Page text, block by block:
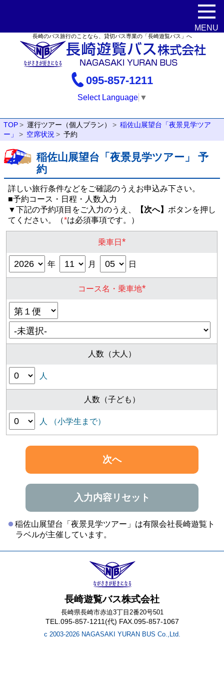
長崎のバス旅行のことなら、貸切バス専業の「長崎遊覧バス」へ
095-857-1211
Select Language ▼
TOP 運行ツアー（個人プラン）
稲佐山展望台「夜景見学ツア
ー」
空席状況 予約
稲佐山展望台「夜景見学ツアー」 予
約
詳しい旅行条件などをご確認のうえお申込み下さい。
■予約コース・日程・人数入力
▼下記の予約項目をご入力のうえ、
【次へ】 ボタンを押し
てください。（*は必須事項です。）
乗車日*
年 月 日
コース名・乗車地*
人数（大人）
人
人数（子ども）
人 （小学生まで）
次へ
入力内容リセット
稲佐山展望台「夜景見学ツアー」は有限会社長崎遊覧ト
ラベルが主催しています。
長崎遊覧バス株式会社
長崎県長崎市赤迫3丁目2番20号501
TEL.095-857-1211(代) FAX.095-857-1067
c 2003-2026 NAGASAKI YURAN BUS Co.,Ltd.